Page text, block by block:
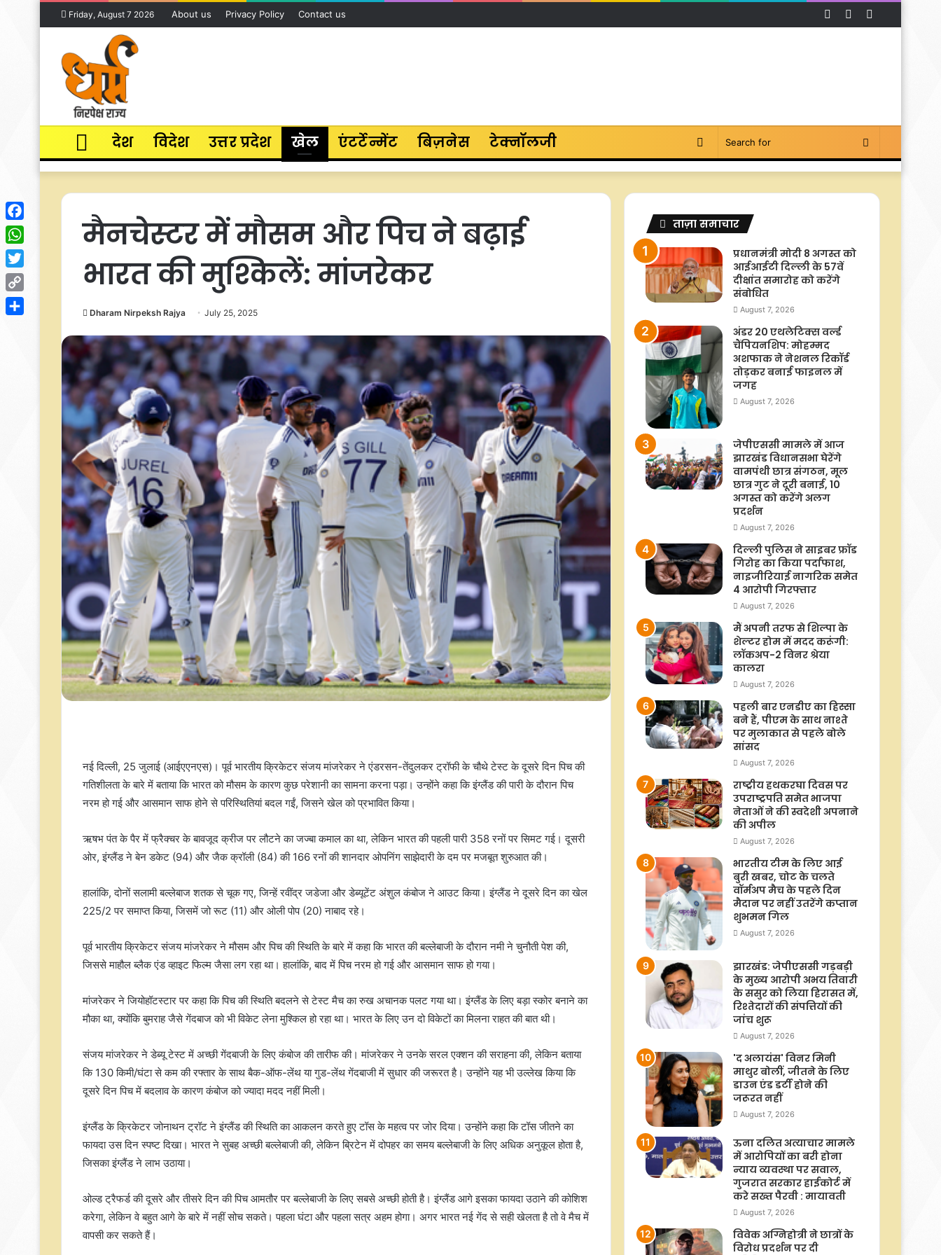
Friday, August 7 2026 About us Privacy Policy Contact us YouTube
Facebook
Home
देश विदेश उत्तर प्रदेश खेल एंटर्टेन्मेंट बिज़नेस टेक्नॉलजी Search
for
Switch
skin
मैनचेस्टर में मौसम और पिच ने बढ़ाई
भारत की मुश्किलें: मांजरेकर
Dharam Nirpeksh Rajya July 25, 2025
नई दिल्ली, 25 जुलाई (आईएएनएस)। पूर्व भारतीय क्रिकेटर संजय मांजरेकर ने एंडरसन-तेंदुलकर ट्रॉफी के चौथे टेस्ट के दूसरे दिन पिच की
गतिशीलता के बारे में बताया कि भारत को मौसम के कारण कुछ परेशानी का सामना करना पड़ा। उन्होंने कहा कि इंग्लैंड की पारी के दौरान पिच
नरम हो गई और आसमान साफ होने से परिस्थितियां बदल गईं, जिसने खेल को प्रभावित किया।
ऋषभ पंत के पैर में फ्रैक्चर के बावजूद क्रीज पर लौटने का जज्बा कमाल का था, लेकिन भारत की पहली पारी 358 रनों पर सिमट गई। दूसरी
ओर, इंग्लैंड ने बेन डकेट (94) और जैक क्रॉली (84) की 166 रनों की शानदार ओपनिंग साझेदारी के दम पर मजबूत शुरुआत की।
हालांकि, दोनों सलामी बल्लेबाज शतक से चूक गए, जिन्हें रवींद्र जडेजा और डेब्यूटेंट अंशुल कंबोज ने आउट किया। इंग्लैंड ने दूसरे दिन का खेल
225/2 पर समाप्त किया, जिसमें जो रूट (11) और ओली पोप (20) नाबाद रहे।
पूर्व भारतीय क्रिकेटर संजय मांजरेकर ने मौसम और पिच की स्थिति के बारे में कहा कि भारत की बल्लेबाजी के दौरान नमी ने चुनौती पेश की,
जिससे माहौल ब्लैक एंड व्हाइट फिल्म जैसा लग रहा था। हालांकि, बाद में पिच नरम हो गई और आसमान साफ हो गया।
मांजरेकर ने जियोहॉटस्टार पर कहा कि पिच की स्थिति बदलने से टेस्ट मैच का रुख अचानक पलट गया था। इंग्लैंड के लिए बड़ा स्कोर बनाने का
मौका था, क्योंकि बुमराह जैसे गेंदबाज को भी विकेट लेना मुश्किल हो रहा था। भारत के लिए उन दो विकेटों का मिलना राहत की बात थी।
संजय मांजरेकर ने डेब्यू टेस्ट में अच्छी गेंदबाजी के लिए कंबोज की तारीफ की। मांजरेकर ने उनके सरल एक्शन की सराहना की, लेकिन बताया
कि 130 किमी/घंटा से कम की रफ्तार के साथ बैक-ऑफ-लेंथ या गुड-लेंथ गेंदबाजी में सुधार की जरूरत है। उन्होंने यह भी उल्लेख किया कि
दूसरे दिन पिच में बदलाव के कारण कंबोज को ज्यादा मदद नहीं मिली।
इंग्लैंड के क्रिकेटर जोनाथन ट्रॉट ने इंग्लैंड की स्थिति का आकलन करते हुए टॉस के महत्व पर जोर दिया। उन्होंने कहा कि टॉस जीतने का
फायदा उस दिन स्पष्ट दिखा। भारत ने सुबह अच्छी बल्लेबाजी की, लेकिन ब्रिटेन में दोपहर का समय बल्लेबाजी के लिए अधिक अनुकूल होता है,
जिसका इंग्लैंड ने लाभ उठाया।
ओल्ड ट्रैफर्ड की दूसरे और तीसरे दिन की पिच आमतौर पर बल्लेबाजी के लिए सबसे अच्छी होती है। इंग्लैंड आगे इसका फायदा उठाने की कोशिश
करेगा, लेकिन वे बहुत आगे के बारे में नहीं सोच सकते। पहला घंटा और पहला सत्र अहम होगा। अगर भारत नई गेंद से सही खेलता है तो वे मैच में
वापसी कर सकते हैं।
भारत में बेसबॉल का नया प्रयोग, मुंबई
आखिर क्यों हैरी ब्रूक के बजाय रूट को मिली
ताज़ा समाचार
प्रधानमंत्री मोदी 8 अगस्त को
आईआईटी दिल्ली के 57वें
दीक्षांत समारोह को करेंगे
संबोधित
August 7, 2026
अंडर 20 एथलेटिक्स वर्ल्ड
चैंपियनशिप: मोहम्मद
अशफाक ने नेशनल रिकॉर्ड
तोड़कर बनाई फाइनल में
जगह
August 7, 2026
जेपीएससी मामले में आज
झारखंड विधानसभा घेरेंगे
वामपंथी छात्र संगठन, मूल
छात्र गुट ने दूरी बनाई, 10
अगस्त को करेंगे अलग
प्रदर्शन
August 7, 2026
दिल्ली पुलिस ने साइबर फ्रॉड
गिरोह का किया पर्दाफाश,
नाइजीरियाई नागरिक समेत
4 आरोपी गिरफ्तार
August 7, 2026
मैं अपनी तरफ से शिल्पा के
शेल्टर होम में मदद करूंगी:
लॉकअप-2 विनर श्रेया
कालरा
August 7, 2026
पहली बार एनडीए का हिस्सा
बने हैं, पीएम के साथ नाश्ते
पर मुलाकात से पहले बोले
सांसद
August 7, 2026
राष्ट्रीय हथकरघा दिवस पर
उपराष्ट्रपति समेत भाजपा
नेताओं ने की स्वदेशी अपनाने
की अपील
August 7, 2026
भारतीय टीम के लिए आई
बुरी खबर, चोट के चलते
वॉर्मअप मैच के पहले दिन
मैदान पर नहीं उतरेंगे कप्तान
शुभमन गिल
August 7, 2026
झारखंड: जेपीएससी गड़बड़ी
के मुख्य आरोपी अभय तिवारी
के ससुर को लिया हिरासत में,
रिश्तेदारों की संपत्तियों की
जांच शुरू
August 7, 2026
'द अलायंस' विनर मिनी
माथुर बोलीं, जीतने के लिए
डाउन एंड डर्टी होने की
जरूरत नहीं
August 7, 2026
ऊना दलित अत्याचार मामले
में आरोपियों का बरी होना
न्याय व्यवस्था पर सवाल,
गुजरात सरकार हाईकोर्ट में
करे सख्त पैरवी : मायावती
August 7, 2026
विवेक अग्निहोत्री ने छात्रों के
विरोध प्रदर्शन पर दी
Facebook
WhatsApp
Twitter
Copy
Link